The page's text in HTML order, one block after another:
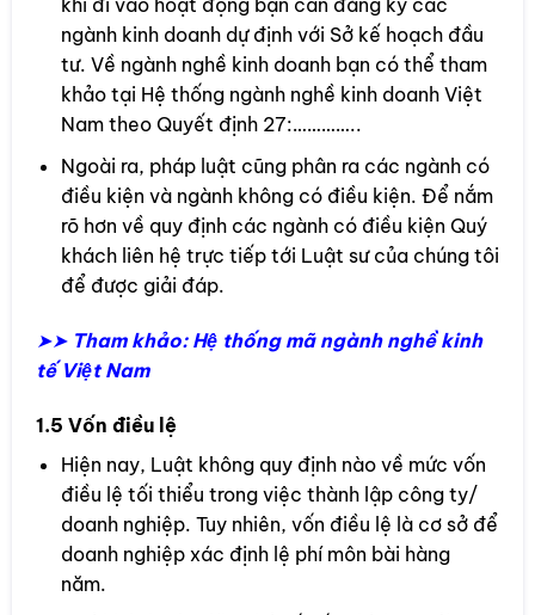
khi đi vào hoạt động bạn cần đăng ký các
ngành kinh doanh dự định với Sở kế hoạch đầu
tư. Về ngành nghề kinh doanh bạn có thể tham
khảo tại Hệ thống ngành nghề kinh doanh Việt
Nam theo Quyết định 27:…………..
Ngoài ra, pháp luật cũng phân ra các ngành có
điều kiện và ngành không có điều kiện. Để nắm
rõ hơn về quy định các ngành có điều kiện Quý
khách liên hệ trực tiếp tới Luật sư của chúng tôi
để được giải đáp.
➤➤ Tham khảo: Hệ thống mã ngành nghề kinh
tế Việt Nam
1.5 Vốn điều lệ
Hiện nay, Luật không quy định nào về mức vốn
điều lệ tối thiểu trong việc thành lập công ty/
doanh nghiệp. Tuy nhiên, vốn điều lệ là cơ sở để
doanh nghiệp xác định lệ phí môn bài hàng
năm.